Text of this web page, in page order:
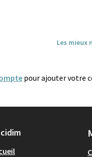
Les mieux
pour ajouter votre